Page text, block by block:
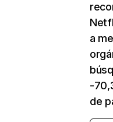
a
-
de